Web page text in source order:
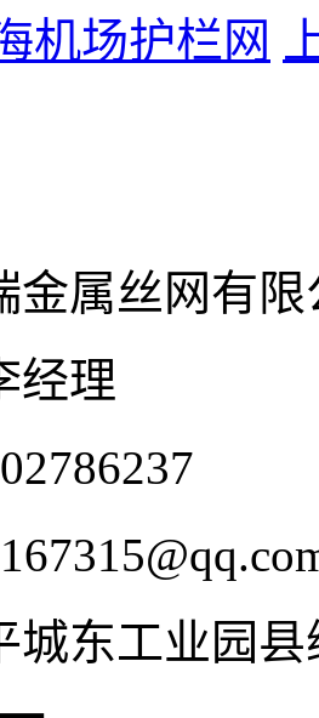
机场护栏网
金属丝网有限
经理
城东工业园县